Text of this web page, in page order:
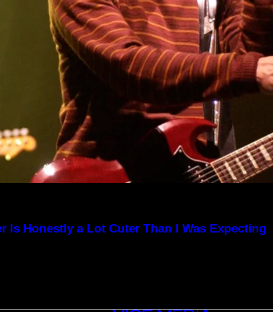
Is Honestly a Lot Cuter Than I Was Expecting